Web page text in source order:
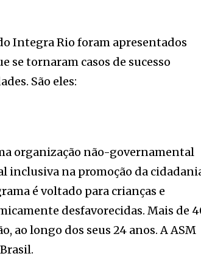
Integra Rio foram apresentados
se tornaram casos de sucesso
São eles:
organização não-governamental
inclusiva na promoção da
é voltado para crianças e
desfavorecidas. Mais de
ao longo dos seus 24 anos. A ASM